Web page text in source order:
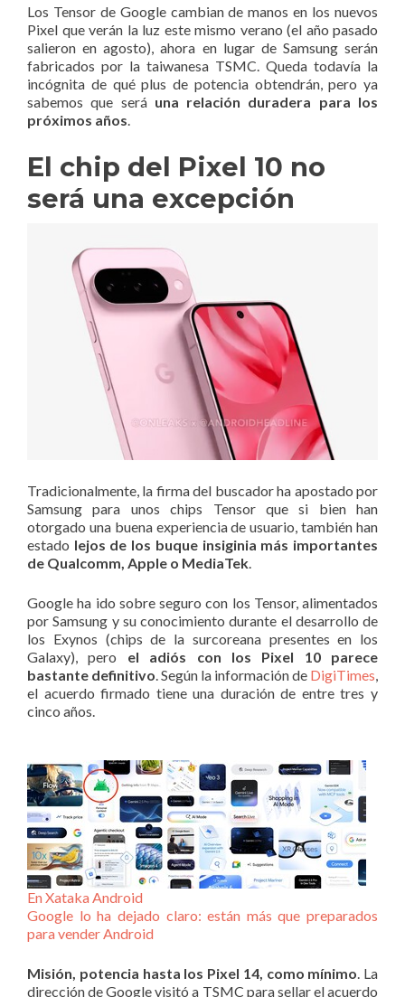
Los Tensor de Google cambian de manos en los nuevos
Pixel que verán la luz este mismo verano (el año pasado
salieron en agosto), ahora en lugar de Samsung serán
fabricados por la taiwanesa TSMC. Queda todavía la
incógnita de qué plus de potencia obtendrán, pero ya
sabemos que será una relación duradera para los
próximos años.
El chip del Pixel 10 no
será una excepción
Tradicionalmente, la firma del buscador ha apostado por
Samsung para unos chips Tensor que si bien han
otorgado una buena experiencia de usuario, también han
estado lejos de los buque insiginia más importantes
de Qualcomm, Apple o MediaTek.
Google ha ido sobre seguro con los Tensor, alimentados
por Samsung y su conocimiento durante el desarrollo de
los Exynos (chips de la surcoreana presentes en los
Galaxy), pero el adiós con los Pixel 10 parece
bastante definitivo. Según la información de DigiTimes,
el acuerdo firmado tiene una duración de entre tres y
cinco años.
En Xataka Android
Google lo ha dejado claro: están más que preparados
para vender Android
Misión, potencia hasta los Pixel 14, como mínimo. La
dirección de Google visitó a TSMC para sellar el acuerdo